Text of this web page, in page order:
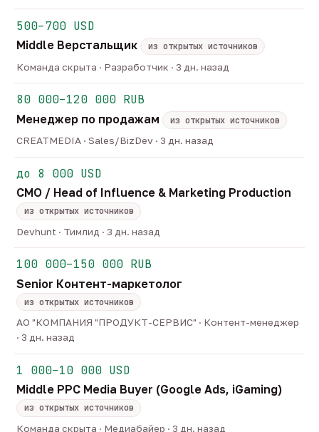
500–700 USD
Middle Верстальщик
из открытых источников
Команда скрыта · Разработчик · 3 дн. назад
80 000–120 000 RUB
Менеджер по продажам
из открытых источников
CREATMEDIA · Sales/BizDev · 3 дн. назад
до 8 000 USD
CMO / Head of Influence & Marketing Production
из открытых источников
Devhunt · Тимлид · 3 дн. назад
100 000–150 000 RUB
Senior Контент-маркетолог
из открытых источников
АО "КОМПАНИЯ "ПРОДУКТ-СЕРВИС" · Контент-менеджер
· 3 дн. назад
1 000–10 000 USD
Middle PPC Media Buyer (Google Ads, iGaming)
из открытых источников
Команда скрыта · Медиабайер · 3 дн. назад